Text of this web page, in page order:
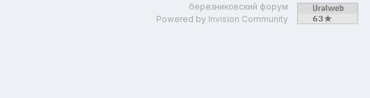
березниковский форум
Powered by Invision Community